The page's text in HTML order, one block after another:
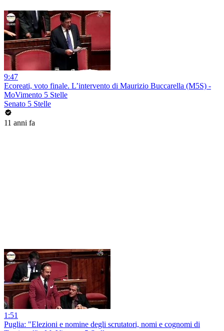
9:47
Ecoreati, voto finale. L’intervento di Maurizio Buccarella (M5S) -
MoVimento 5 Stelle
Senato 5 Stelle
11 anni fa
1:51
Puglia: "Elezioni e nomine degli scrutatori, nomi e cognomi di